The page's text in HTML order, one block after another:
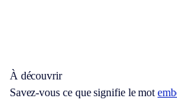
À découvrir
Savez-vous ce que signifie le mot